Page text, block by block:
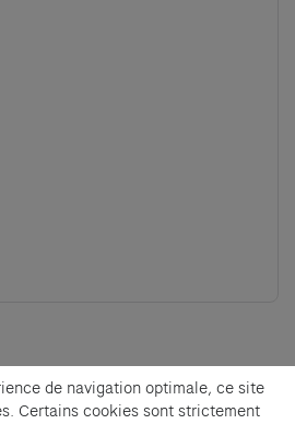
de navigation optimale, ce site
Certains cookies sont strictement